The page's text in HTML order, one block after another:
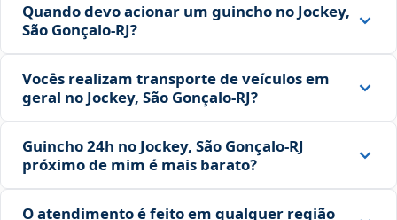
Quando devo acionar um guincho no Jockey,
São Gonçalo‑RJ?
Vocês realizam transporte de veículos em
geral no Jockey, São Gonçalo‑RJ?
Guincho 24h no Jockey, São Gonçalo‑RJ
próximo de mim é mais barato?
O atendimento é feito em qualquer região